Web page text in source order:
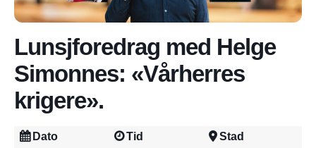
Lunsjforedrag med Helge
Simonnes: «Vårherres
krigere».
Dato Tid Stad